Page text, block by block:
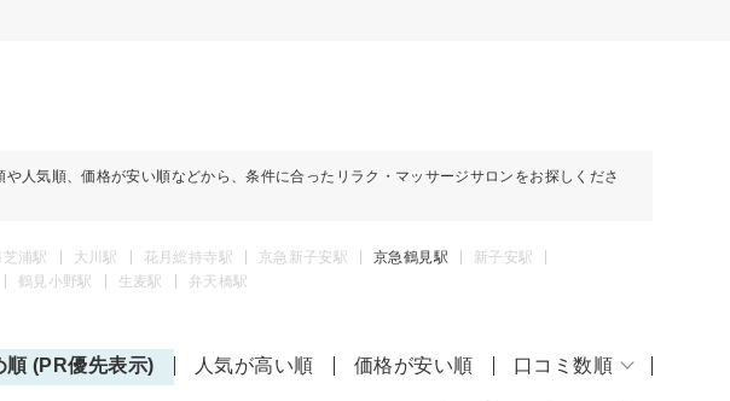
や人気順、価格が安い順などから、条件に合ったリラク・マッサージサロンをお探しくださ
芝浦駅 大川駅 花月総持寺駅 京急新子安駅 京急鶴見駅
新子安駅
鶴見小野駅 生麦駅 弁天橋駅
順 (PR優先表示) 人気が高い順 価格が安い順 口コミ数順